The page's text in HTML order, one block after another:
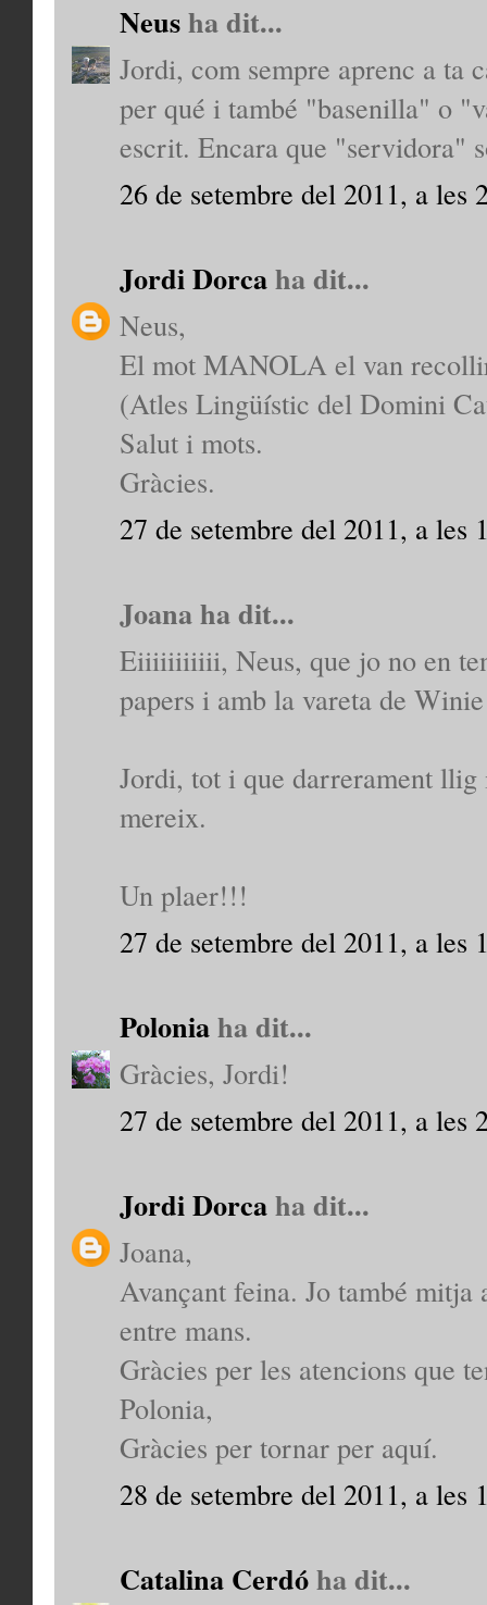
Neusha dit...
Jordi, com sempre aprenc a ta
per qué i també "basenilla" o
escrit. Encara que "servidora"
26 de setembre del 2011, a les
Jordi Dorcaha dit...
Neus,
El mot MANOLA el van
(Atles Lingüístic del Domini
Salut i mots.
Gràcies.
27 de setembre del 2011, a les
Joana ha dit...
Eiiiiiiiiiii, Neus, que jo no en
papers i amb la vareta de
Jordi, tot i que darrerament
mereix.
Un plaer!!!
27 de setembre del 2011, a les
Poloniaha dit...
Gràcies, Jordi!
27 de setembre del 2011, a les
Jordi Dorcaha dit...
Joana,
Avançant feina. Jo també
entre mans.
Gràcies per les atencions que
Polonia,
Gràcies per tornar per aquí.
28 de setembre del 2011, a les
Catalina Cerdóha dit...